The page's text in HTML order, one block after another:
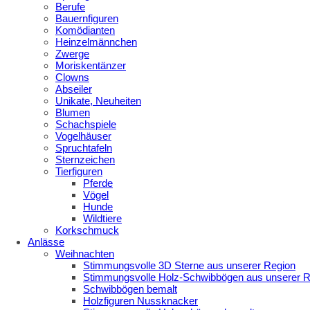
Berufe
Bauernfiguren
Komödianten
Heinzelmännchen
Zwerge
Moriskentänzer
Clowns
Abseiler
Unikate, Neuheiten
Blumen
Schachspiele
Vogelhäuser
Spruchtafeln
Sternzeichen
Tierfiguren
Pferde
Vögel
Hunde
Wildtiere
Korkschmuck
Anlässe
Weihnachten
Stimmungsvolle 3D Sterne aus unserer Region
Stimmungsvolle Holz-Schwibbögen aus unserer
Schwibbögen bemalt
Holzfiguren Nussknacker